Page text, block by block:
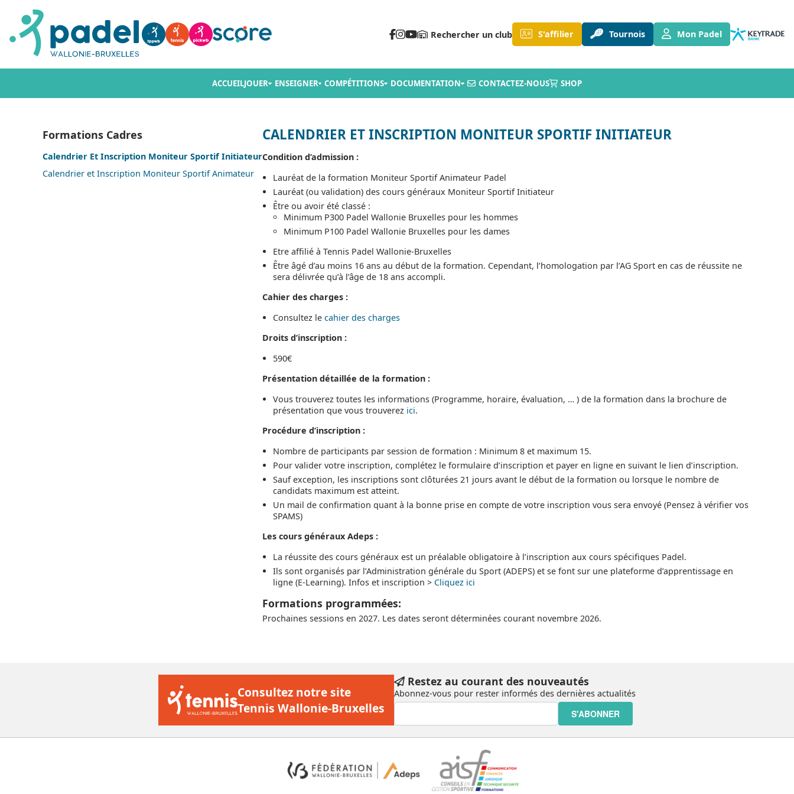
Rechercher un club S'affilier Tournois Mon Padel
ACCUEILJOUER ENSEIGNER COMPÉTITIONS DOCUMENTATION CONTACTEZ-NOUS SHOP
Formations Cadres
Calendrier Et Inscription Moniteur Sportif Initiateur
Calendrier et Inscription Moniteur Sportif Animateur
CALENDRIER ET INSCRIPTION MONITEUR SPORTIF INITIATEUR
Condition d’admission :
Lauréat de la formation Moniteur Sportif Animateur Padel
Lauréat (ou validation) des cours généraux Moniteur Sportif Initiateur
Être ou avoir été classé :
Minimum P300 Padel Wallonie Bruxelles pour les hommes
Minimum P100 Padel Wallonie Bruxelles pour les dames
Etre affilié à Tennis Padel Wallonie-Bruxelles
Être âgé d’au moins 16 ans au début de la formation. Cependant, l’homologation par l’AG Sport en cas de réussite ne
sera délivrée qu’à l’âge de 18 ans accompli.
Cahier des charges :
Consultez le cahier des charges
Droits d’inscription :
590€
Présentation détaillée de la formation :
Vous trouverez toutes les informations (Programme, horaire, évaluation, … ) de la formation dans la brochure de
présentation que vous trouverez ici.
Procédure d’inscription :
Nombre de participants par session de formation : Minimum 8 et maximum 15.
Pour valider votre inscription, complétez le formulaire d’inscription et payer en ligne en suivant le lien d’inscription.
Sauf exception, les inscriptions sont clôturées 21 jours avant le début de la formation ou lorsque le nombre de
candidats maximum est atteint.
Un mail de confirmation quant à la bonne prise en compte de votre inscription vous sera envoyé (Pensez à vérifier vos
SPAMS)
Les cours généraux Adeps :
La réussite des cours généraux est un préalable obligatoire à l’inscription aux cours spécifiques Padel.
Ils sont organisés par l’Administration générale du Sport (ADEPS) et se font sur une plateforme d’apprentissage en
ligne (E-Learning). Infos et inscription > Cliquez ici
Formations programmées:
Prochaines sessions en 2027. Les dates seront déterminées courant novembre 2026.
Consultez notre site
Tennis Wallonie-Bruxelles
Restez au courant des nouveautés
Abonnez-vous pour rester informés des dernières actualités
S'ABONNER